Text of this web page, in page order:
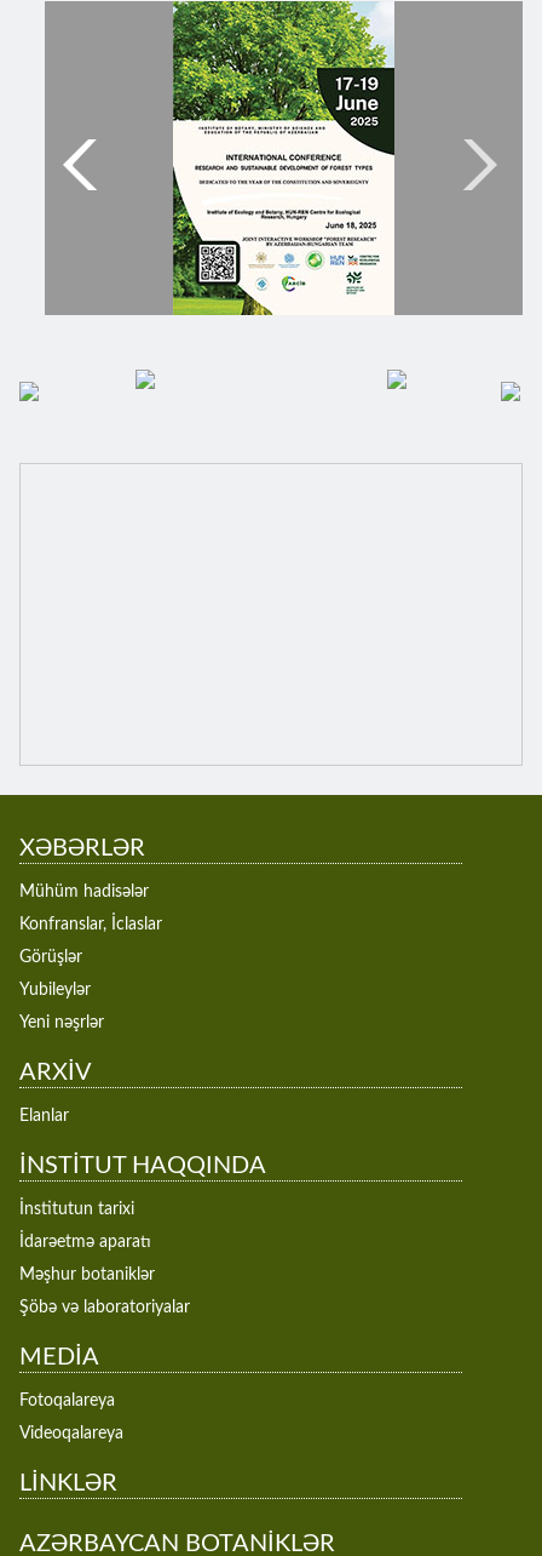
XƏBƏRLƏR
Mühüm hadisələr
Konfranslar, İclaslar
Görüşlər
Yubileylər
Yeni nəşrlər
ARXİV
Elanlar
İNSTİTUT HAQQINDA
İnstitutun tarixi
İdarəetmə aparatı
Məşhur botaniklər
Şöbə və laboratoriyalar
MEDİA
Fotoqalareya
Videoqalareya
LİNKLƏR
AZƏRBAYCAN BOTANİKLƏR